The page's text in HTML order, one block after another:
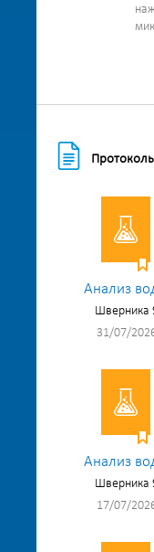
Анализ
Шверника
31/07/
Анализ
Шверника
17/07/